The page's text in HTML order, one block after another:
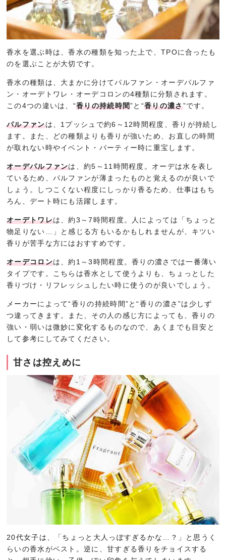
香水を選ぶ時は、香水の種類を知った上で、TPOに合ったも
のを選ぶことが大切です。
香水の種類は、大まかに分けてパルファン・オーデパルファ
ン・オーデトワレ・オーデコロンの4種類に分類されます。
この4つの違いは、“香りの持続時間”と“香りの濃さ”です。
パルファンは、1プッシュで約6～12時間程度、香りが持続し
ます。また、どの種類よりも香りが強いため、お直しの時間
が取れない時やイベント・パーティー時に重宝します。
オーデパルファンは、約5～11時間程度。オーデは水を表し
ているため、パルファンが薄まったものと覚えるのが良いで
しょう。しつこくない程度にしっかり香るため、仕事はもち
ろん、デート時にも活躍します。
オーデトワレは、約3～7時間程度。人によっては「ちょっと
物足りない…」と感じる方もいるかもしれませんが、キツい
香りが苦手な方にはおすすめです。
オーデコロンは、約1～3時間程度。香りの濃さでは一番薄い
タイプです。こちらは香水として使うよりも、ちょっとした
香りづけ・リフレッシュしたい時に使うのが良いでしょう。
メーカーによって“香りの持続時間”と“香りの濃さ”は少しず
つ違ってきます。また、その人の感じ方によっても、香りの
強い・弱いは微妙に変化するものなので、あくまでも目安と
して参考にしてみてください。
甘さは控えめに
20代女子は、「ちょっと大人っぽすぎるかな…？」と思うく
らいの香水がベスト。逆に、甘すぎる香りをチョイスする